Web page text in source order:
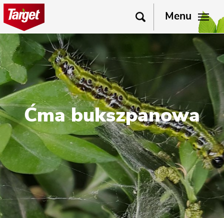
Menu
Ćma bukszpanowa